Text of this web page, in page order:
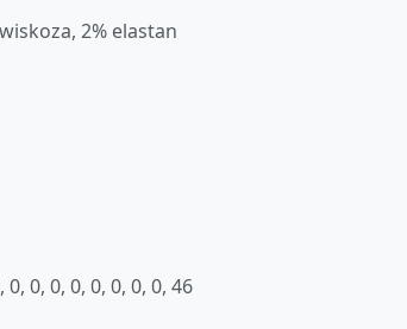
2% elastan
0, 0, 0, 0, 0, 0, 0, 0, 46